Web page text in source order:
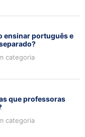
ensinar português e
categoria
que professoras
categoria